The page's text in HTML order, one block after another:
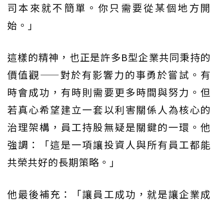
司本來就不簡單。你只需要從某個地方開
始。」
這樣的精神，也正是許多B型企業共同秉持的
價值觀——對於有影響力的事勇於嘗試。有
時會成功，有時則需要更多時間與努力。但
若真心希望建立一套以利害關係人為核心的
治理架構，員工持股無疑是關鍵的一環。他
強調：「這是一項讓投資人與所有員工都能
共榮共好的長期策略。」
他最後補充：「讓員工成功，就是讓企業成